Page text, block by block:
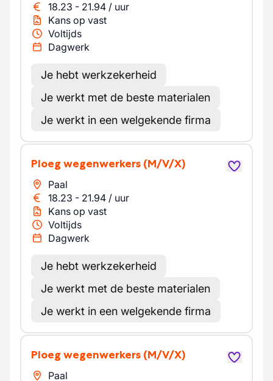
18.23 - 21.94 / uur
Kans op vast
Voltijds
Dagwerk
Je hebt werkzekerheid
Je werkt met de beste materialen
Je werkt in een welgekende firma
Ploeg wegenwerkers (M/V/X)
Paal
18.23 - 21.94 / uur
Kans op vast
Voltijds
Dagwerk
Je hebt werkzekerheid
Je werkt met de beste materialen
Je werkt in een welgekende firma
Ploeg wegenwerkers (M/V/X)
Paal